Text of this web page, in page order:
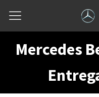
Mercedes